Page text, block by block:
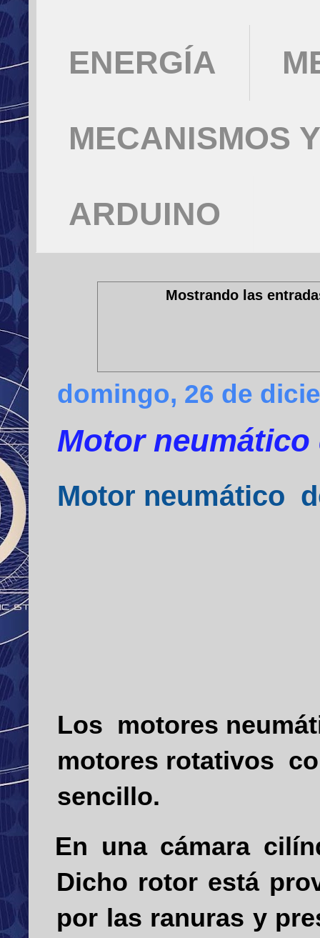
ENERGÍA
MECANISMOS
ARDUINO
Mostrando las
domingo, 26 de
Motor neumático
Motor neumático
Los motores
motores rotativos
sencillo.
En una cámara
Dicho rotor está
por las ranuras y